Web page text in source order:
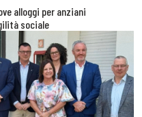
alloggi per anziani
sociale